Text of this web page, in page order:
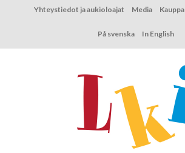
Yhteystiedot ja aukioloajat Media Kauppa
På svenska In English